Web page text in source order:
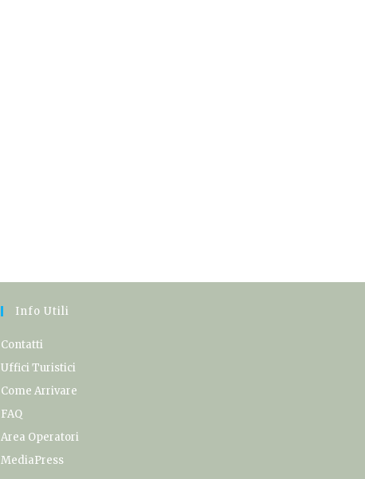
Info Utili
Contatti
Uffici Turistici
Come Arrivare
FAQ
Area Operatori
MediaPress